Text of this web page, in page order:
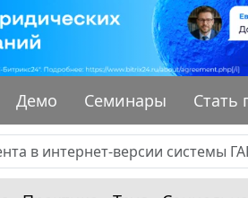
Демо Семинары Стать